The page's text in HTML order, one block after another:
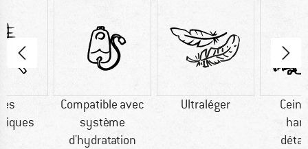
Compatible avec
système
d'hydratation
Ultraléger